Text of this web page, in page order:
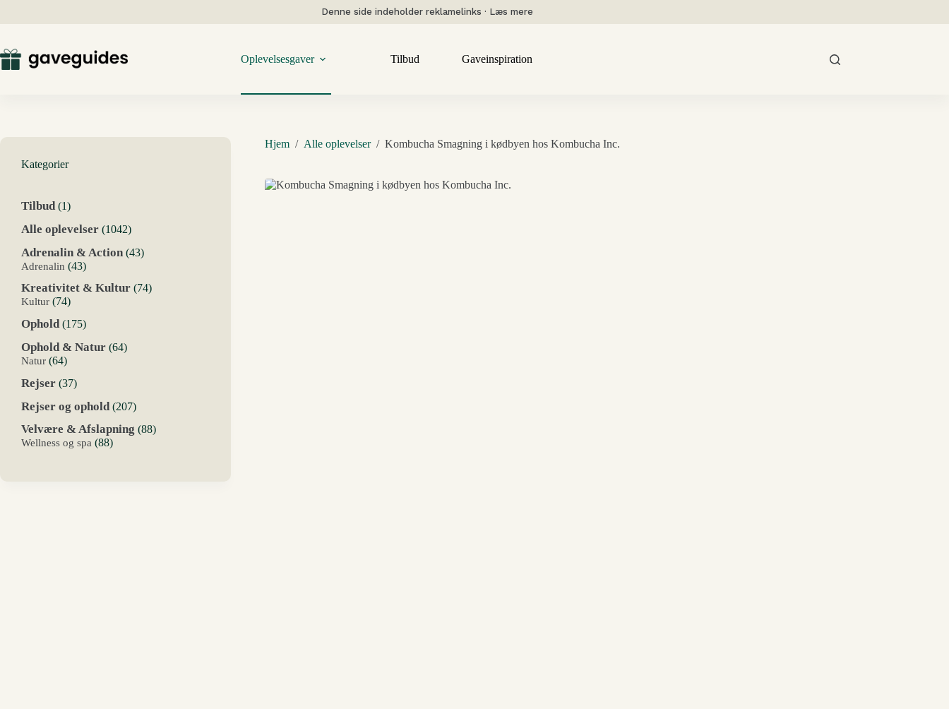
Denne side indeholder reklamelinks · Læs mere
Oplevelsesgaver Tilbud Gaveinspiration
Hjem / Alle oplevelser / Kombucha Smagning i kødbyen hos Kombucha Inc.
Kategorier
Tilbud 11
Alle oplevelser 10421042
Adrenalin & Action 4343
Adrenalin 4343
Kreativitet & Kultur 7474
Kultur 7474
Ophold 175175
Ophold & Natur 6464
Natur 6464
Rejser 3737
Rejser og ophold 207207
Velvære & Afslapning 8888
Wellness og spa 8888